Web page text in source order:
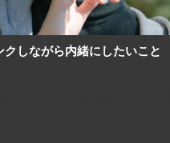
クしながら内緒にしたいこと